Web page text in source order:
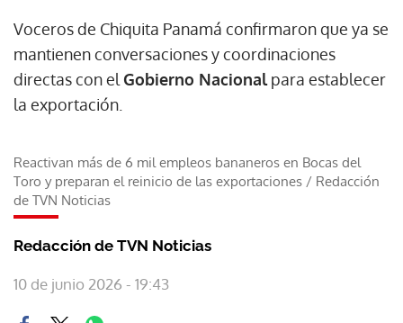
Voceros de Chiquita Panamá confirmaron que ya se
mantienen conversaciones y coordinaciones
directas con el Gobierno Nacionalpara establecer
la exportación.
Reactivan más de 6 mil empleos bananeros en Bocas del
Toro y preparan el reinicio de las exportaciones / Redacción
de TVN Noticias
Redacción de TVN Noticias
10 de junio 2026 - 19:43